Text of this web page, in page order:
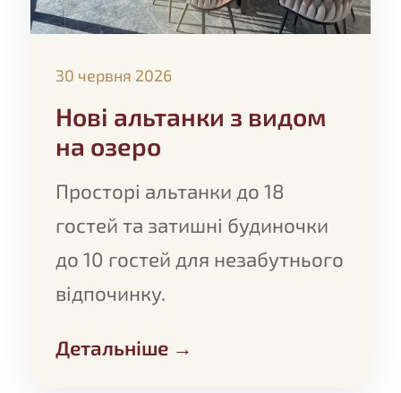
30 червня 2026
Нові альтанки з видом
на озеро
Просторі альтанки до 18
гостей та затишні будиночки
до 10 гостей для незабутнього
відпочинку.
Детальніше →